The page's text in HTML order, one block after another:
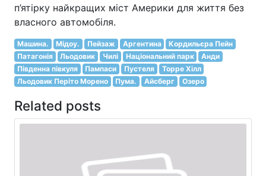
п’ятірку найкращих міст Америки для життя без
власного автомобіля.
Машина. Мідоу. Пейзаж Аргентина
Кордильєра Пейн
Патагонія
Льодовик Чилі Національний парк
Анди
Південна півкуля
Пампаси Пустеля
Торре Хілл
Льодовик Періто Морено
Пума. Айсберг Озеро
Related posts